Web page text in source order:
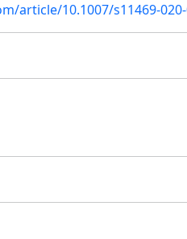
article/10.1007/s11469-020-